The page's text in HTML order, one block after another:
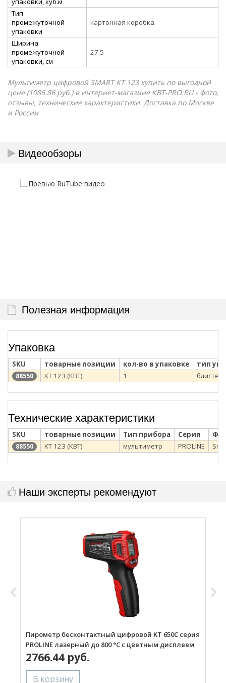
Тип
промежуточной
упаковки
картонная коробка
Ширина
промежуточной
упаковки, см
27.5
Мультиметр цифровой SMART KT 123 купить по выгодной
цене (1086.86 руб.) в интернет-магазине КВТ-PRO.RU - фото,
отзывы, технические характеристики. Доставка по Москве
и России
Видеообзоры
Полезная информация
Упаковка
SKU товарные позиции кол-во в упаковке тип
88550 KT 123 (КВТ) 1 блистер
Технические характеристики
SKU товарные позиции Тип прибора Серия
88550 KT 123 (КВТ) мультиметр PROLINE
Наши эксперты рекомендуют
Пирометр бесконтактный цифровой KT 650C серия
PROLINE лазерный до 800 °C с цветным дисплеем
2766.44 руб.